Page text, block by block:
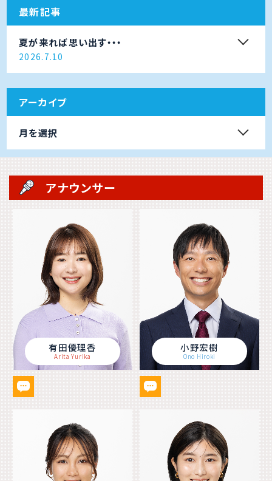
最新記事
夏が来れば思い出す・・・
2026.7.10
アーカイブ
月を選択
アナウンサー
有田優理香
Arita Yurika
小野宏樹
Ono Hiroki